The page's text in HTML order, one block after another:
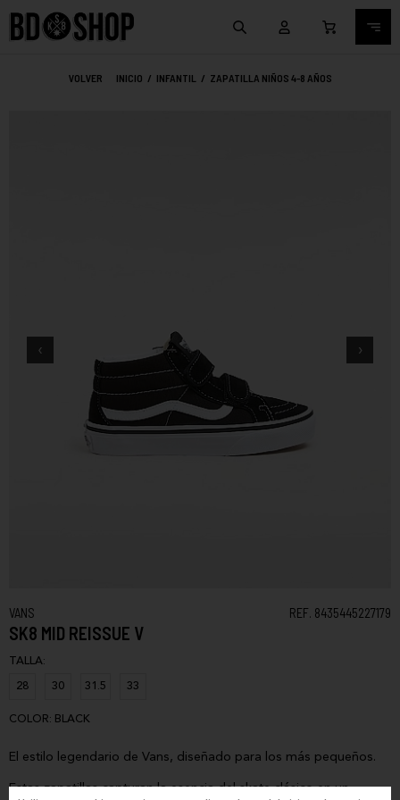
VOLVER INICIO / INFANTIL / ZAPATILLA NIÑOS 4-8 AÑOS
‹ ›
SK8 MID REISSUE V
VANS REF. 8435445227179
TALLA:
28 30 31.5 33
COLOR: BLACK
El estilo legendario de Vans, diseñado para los más pequeños.
Estas zapatillas capturan la esencia del skate clásico en un